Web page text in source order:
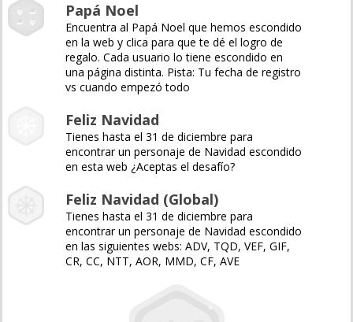
Papá Noel
Encuentra al Papá Noel que hemos escondido
en la web y clica para que te dé el logro de
regalo. Cada usuario lo tiene escondido en
una página distinta. Pista: Tu fecha de registro
vs cuando empezó todo
Feliz Navidad
Tienes hasta el 31 de diciembre para
encontrar un personaje de Navidad escondido
en esta web ¿Aceptas el desafío?
Feliz Navidad (Global)
Tienes hasta el 31 de diciembre para
encontrar un personaje de Navidad escondido
en las siguientes webs: ADV, TQD, VEF, GIF,
CR, CC, NTT, AOR, MMD, CF, AVE